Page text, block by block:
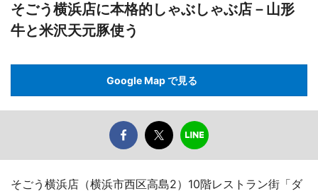
そごう横浜店に本格的しゃぶしゃぶ店－山形
牛と米沢天元豚使う
Google Map で見る
そごう横浜店（横浜市西区高島2）10階レストラン街「ダ